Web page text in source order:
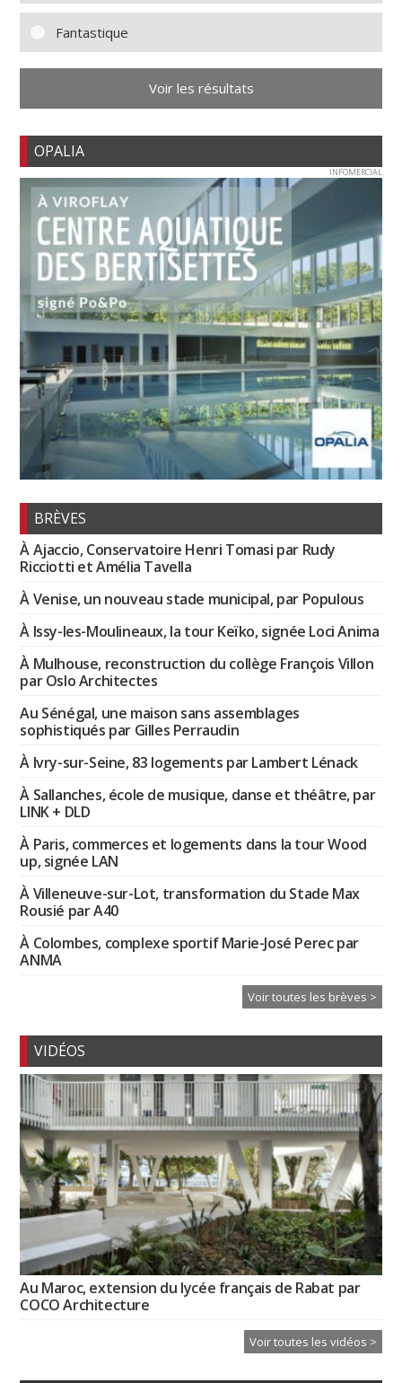
Fantastique
Voir les résultats
OPALIA
INFOMERCIAL
BRÈVES
À Ajaccio, Conservatoire Henri Tomasi par Rudy
Ricciotti et Amélia Tavella
À Venise, un nouveau stade municipal, par Populous
À Issy-les-Moulineaux, la tour Keïko, signée Loci Anima
À Mulhouse, reconstruction du collège François Villon
par Oslo Architectes
Au Sénégal, une maison sans assemblages
sophistiqués par Gilles Perraudin
À Ivry-sur-Seine, 83 logements par Lambert Lénack
À Sallanches, école de musique, danse et théâtre, par
LINK + DLD
À Paris, commerces et logements dans la tour Wood
up, signée LAN
À Villeneuve-sur-Lot, transformation du Stade Max
Rousié par A40
À Colombes, complexe sportif Marie-José Perec par
ANMA
Voir toutes les brèves >
VIDÉOS
Au Maroc, extension du lycée français de Rabat par
COCO Architecture
Voir toutes les vidéos >